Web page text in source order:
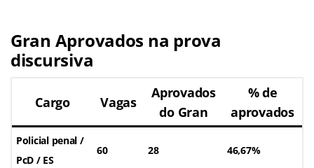
Gran Aprovados na prova
discursiva
Cargo Vagas
Aprovados
do Gran
% de
aprovados
Policial penal /
PcD / ES
60 28 46,67%